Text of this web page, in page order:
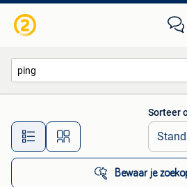
Alle afstanden…
Sorteer
Bewaar je